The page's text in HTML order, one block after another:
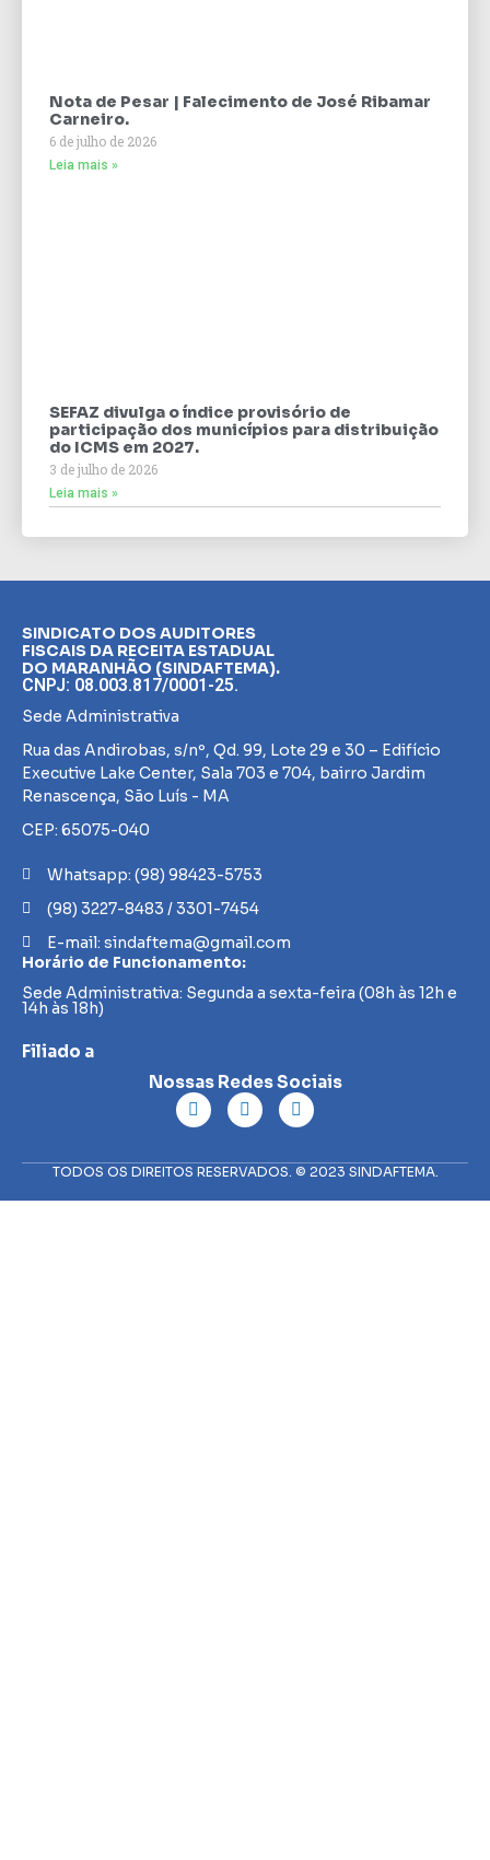
Nota de Pesar | Falecimento de José Ribamar
Carneiro.
6 de julho de 2026
Leia mais »
SEFAZ divulga o índice provisório de
participação dos municípios para distribuição
do ICMS em 2027.
3 de julho de 2026
Leia mais »
SINDICATO DOS AUDITORES
FISCAIS DA RECEITA ESTADUAL
DO MARANHÃO (SINDAFTEMA).
CNPJ: 08.003.817/0001-25.
Sede Administrativa
Rua das Andirobas, s/nº, Qd. 99, Lote 29 e 30 – Edifício
Executive Lake Center, Sala 703 e 704, bairro Jardim
Renascença, São Luís - MA
CEP: 65075-040
Whatsapp: (98) 98423-5753
(98) 3227-8483 / 3301-7454
E-mail: sindaftema@gmail.com
Horário de Funcionamento:
Sede Administrativa: Segunda a sexta-feira (08h às 12h e
14h às 18h)
Filiado a
Nossas Redes Sociais
TODOS OS DIREITOS RESERVADOS. © 2023 SINDAFTEMA.